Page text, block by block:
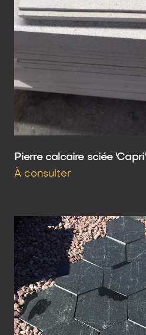
Pierre calcaire sciée 'Capri'
À consulter